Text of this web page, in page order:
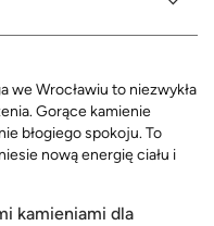
we Wrocławiu to niezwykła
Gorące kamienie
błogiego spokoju. To
nową energię ciału i
kamieniami dla